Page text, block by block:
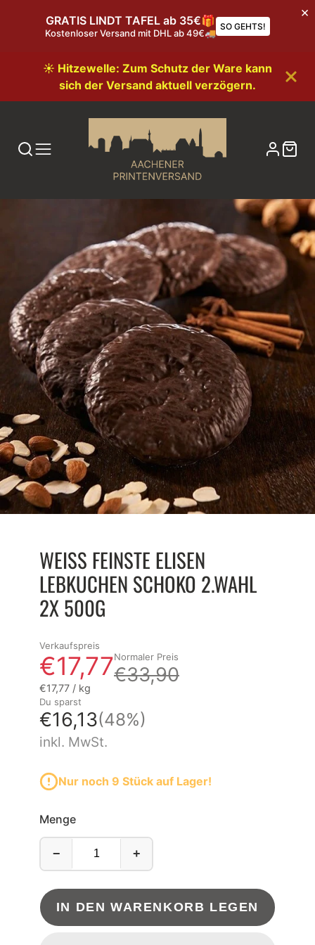
GRATIS LINDT TAFEL ab 35€🎁
Kostenloser Versand mit DHL ab 49€🚚
SO GEHTS!
☀️ Hitzewelle: Zum Schutz der Ware kann
sich der Versand aktuell verzögern.
WEISS FEINSTE ELISEN
LEBKUCHEN SCHOKO 2.WAHL
2X 500G
Verkaufspreis
€17,77
Grundpreis
€17,77 / pro
kg
Normaler Preis
€33,90
Du sparst
€16,13(48%)
inkl. MwSt.
Nur noch 9 Stück auf Lager!
Menge
− +
IN DEN WARENKORB LEGEN